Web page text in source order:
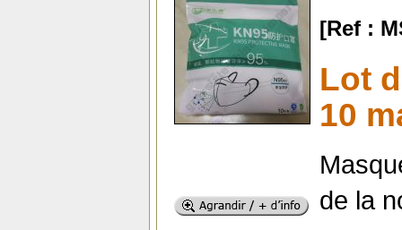
[Ref :
Lot
10
de la